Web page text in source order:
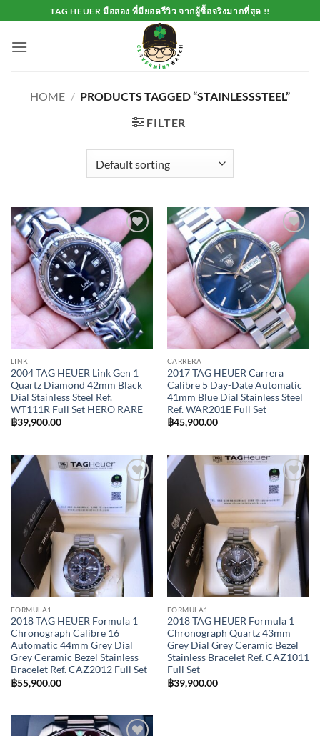
to
content
TAG HEUER มือสอง ที่มียอดรีวิว จากผู้ซื้อจริงมากที่สุด !!
HOME / PRODUCTS TAGGED “STAINLESSSTEEL”
FILTER
Add to
Wishlist
LINK
2004 TAG HEUER Link Gen 1
Quartz Diamond 42mm Black
Dial Stainless Steel Ref.
WT111R Full Set HERO RARE
฿39,900.00
Add to
Wishlist
CARRERA
2017 TAG HEUER Carrera
Calibre 5 Day-Date Automatic
41mm Blue Dial Stainless Steel
Ref. WAR201E Full Set
฿45,900.00
Add to
Wishlist
FORMULA1
2018 TAG HEUER Formula 1
Chronograph Calibre 16
Automatic 44mm Grey Dial
Grey Ceramic Bezel Stainless
Bracelet Ref. CAZ2012 Full Set
฿55,900.00
Add to
Wishlist
FORMULA1
2018 TAG HEUER Formula 1
Chronograph Quartz 43mm
Grey Dial Grey Ceramic Bezel
Stainless Bracelet Ref. CAZ1011
Full Set
฿39,900.00